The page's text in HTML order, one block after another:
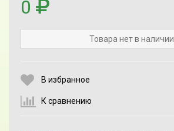
0
Товара нет в наличии
В избранное
К сравнению